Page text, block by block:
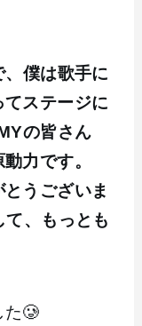
僕は歌手に
ステージに
の皆さん
力です。
うございま
、もっとも
た🥲